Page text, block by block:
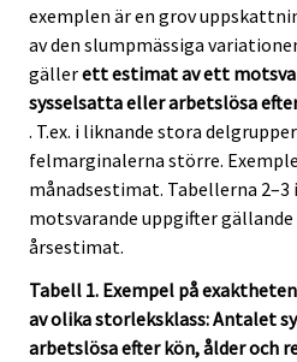
exemplen är en grov
av den slumpmässiga
gällerett estimat av ett
sysselsatta eller arbetslösa
. T.ex. i liknande stora
felmarginalerna större.
månadsestimat. Tabellerna
motsvarande uppgifter
årsestimat.
Tabell 1. Exempel på
av olika storleksklass: Antalet
arbetslösa efter kön, ålder och